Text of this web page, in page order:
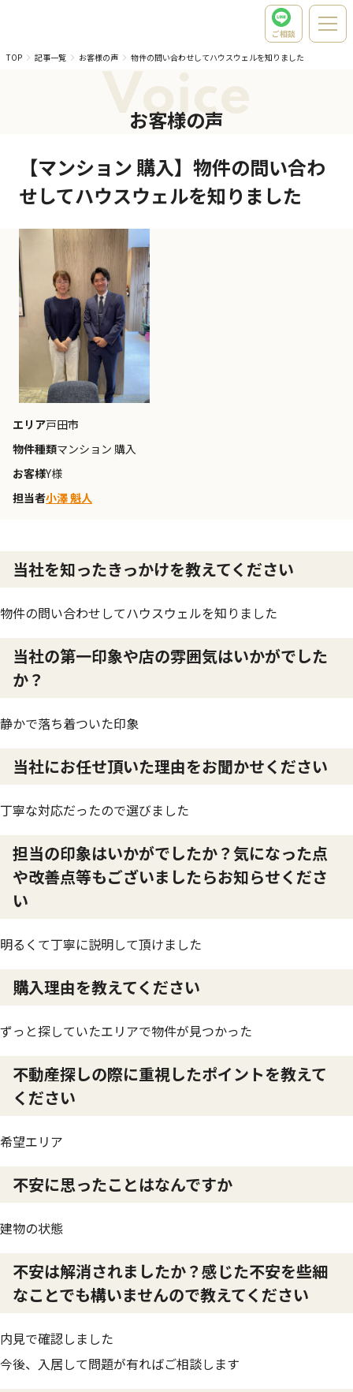
ご相談
TOP
記事一覧 お客様の声 物件の問い合わせしてハウスウェルを知りました
Voice
お客様の声
【マンション 購入】物件の問い合わ
せしてハウスウェルを知りました
エリア戸田市
物件種類マンション 購入
お客様Y様
担当者小澤 魁人
当社を知ったきっかけを教えてください
物件の問い合わせしてハウスウェルを知りました
当社の第一印象や店の雰囲気はいかがでした
か？
静かで落ち着ついた印象
当社にお任せ頂いた理由をお聞かせください
丁寧な対応だったので選びました
担当の印象はいかがでしたか？気になった点
や改善点等もございましたらお知らせくださ
い
明るくて丁寧に説明して頂けました
購入理由を教えてください
ずっと探していたエリアで物件が見つかった
不動産探しの際に重視したポイントを教えて
ください
希望エリア
不安に思ったことはなんですか
建物の状態
不安は解消されましたか？感じた不安を些細
なことでも構いませんので教えてください
内見で確認しました
今後、入居して問題が有ればご相談します